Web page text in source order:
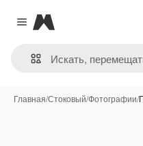
Close menu
Magnific
Главная/Стоковый/Фотографии/